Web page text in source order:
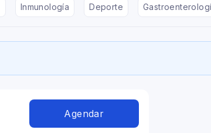
Inmunología Deporte
Agendar